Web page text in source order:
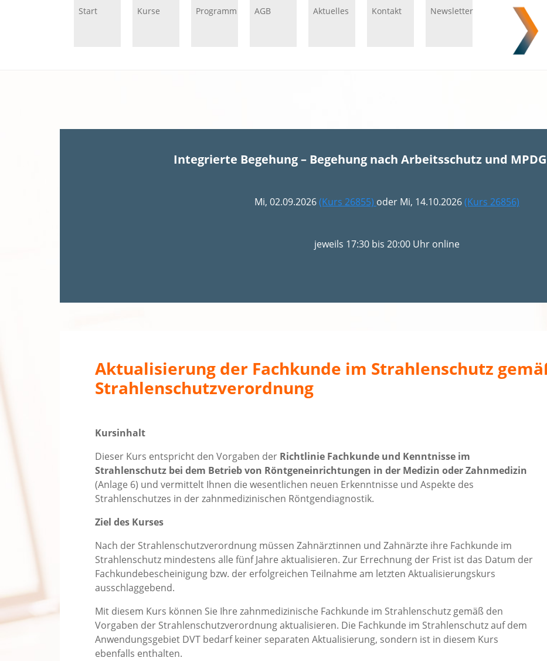
Start Kurse Programm AGB Aktuelles Kontakt Newsletter
Integrierte Begehung – Begehung nach Arbeitsschutz und
Mi, 02.09.2026(Kurs 26855) oder Mi, 14.10.2026(Kurs 26856)
jeweils 17:30 bis 20:00 Uhr online
Aktualisierung der Fachkunde im Strahlenschutz
Strahlenschutzverordnung
Kursinhalt
Dieser Kurs entspricht den Vorgaben der Richtlinie Fachkunde und Kenntnisse im
Strahlenschutz bei dem Betrieb von Röntgeneinrichtungen in der Medizin oder Zahnmedizin
(Anlage 6) und vermittelt Ihnen die wesentlichen neuen Erkenntnisse und Aspekte des
Strahlenschutzes in der zahnmedizinischen Röntgendiagnostik.
Ziel des Kurses
Nach der Strahlenschutzverordnung müssen Zahnärztinnen und Zahnärzte ihre Fachkunde im
Strahlenschutz mindestens alle fünf Jahre aktualisieren. Zur Errechnung der Frist ist das Datum der
Fachkundebescheinigung bzw. der erfolgreichen Teilnahme am letzten Aktualisierungskurs
ausschlaggebend.
Mit diesem Kurs können Sie Ihre zahnmedizinische Fachkunde im Strahlenschutz gemäß den
Vorgaben der Strahlenschutzverordnung aktualisieren. Die Fachkunde im Strahlenschutz auf dem
Anwendungsgebiet DVT bedarf keiner separaten Aktualisierung, sondern ist in diesem Kurs
ebenfalls enthalten.